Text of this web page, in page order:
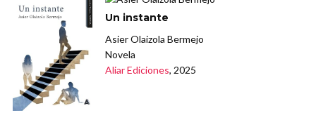
Un instante
Asier Olaizola Bermejo
Novela
Aliar Ediciones, 2025